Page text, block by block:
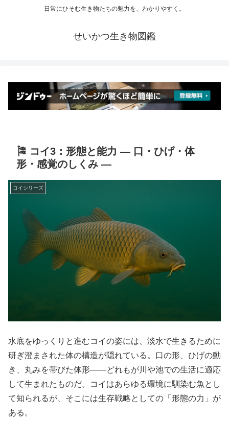
日常にひそむ生き物たちの魅力を、わかりやすく。
せいかつ生き物図鑑
🎏 コイ3：形態と能力 ― 口・ひげ・体
形・感覚のしくみ ―
コイシリーズ
水底をゆっくりと進むコイの姿には、淡水で生きるために
研ぎ澄まされた体の構造が隠れている。口の形、ひげの動
き、丸みを帯びた体形――どれもが川や池での生活に適応
して生まれたものだ。コイはあらゆる環境に馴染む魚とし
て知られるが、そこには生存戦略としての「形態の力」が
ある。